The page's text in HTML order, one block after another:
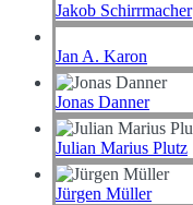
Jakob Schirrmacher
Jan A. Karon
Jonas Danner
Julian Marius Plutz
Jürgen Müller